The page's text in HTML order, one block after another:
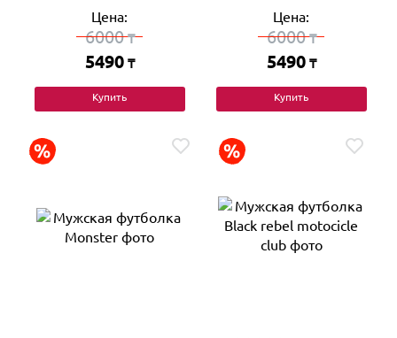
Цена:
6000₸
5490 ₸
Купить
Цена:
6000₸
5490 ₸
Купить